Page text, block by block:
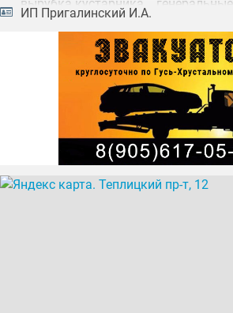
вырубка кустарника
клининговые услуги
озеленение придомовых
скашивание травы
уборка
уборка помещений
уборка после
уборка производственных
чистка ковров
чистка мягкой
чистка/стирка/мойка ковров
ИП Пригалинский И.А.